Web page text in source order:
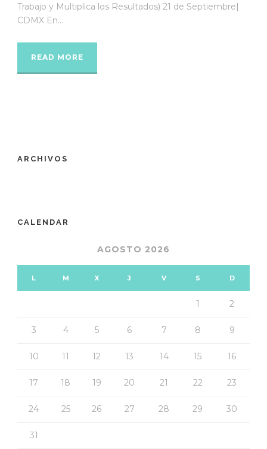
Trabajo y Multiplica los Resultados) 21 de Septiembre|
CDMX En...
READ MORE
ARCHIVOS
CALENDAR
AGOSTO 2026
L M X J V S D
1 2
3 4 5 6 7 8 9
10 11 12 13 14 15 16
17 18 19 20 21 22 23
24 25 26 27 28 29 30
31